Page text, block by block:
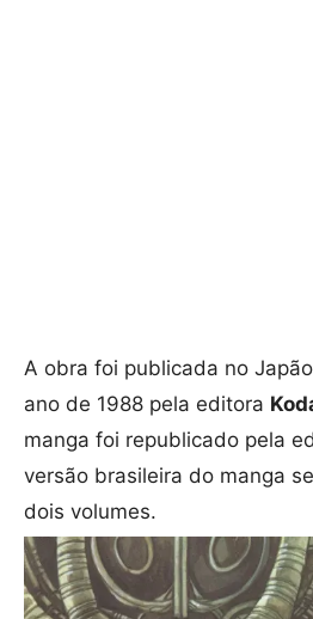
A obra foi publicada no
ano de 1988 pela editora
manga foi republicado pela
versão brasileira do manga
dois volumes.